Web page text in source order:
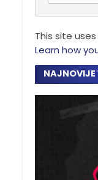
This site
Learn how
NAJNOVIJE